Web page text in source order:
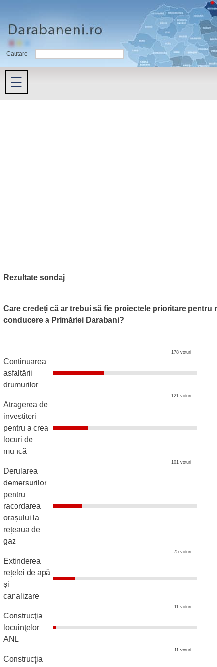
Cautare
☰
Rezultate sondaj
Care credeți că ar trebui să fie proiectele prioritare pentru
conducere a Primăriei Darabani?
178 voturi
Continuarea
asfaltării
drumurilor
121 voturi
Atragerea de
investitori
pentru a crea
locuri de
muncă
101 voturi
Derularea
demersurilor
pentru
racordarea
orașului la
rețeaua de
gaz
75 voturi
Extinderea
rețelei de apă
și
canalizare
11 voturi
Construcţia
locuinţelor
ANL
11 voturi
Construcţia